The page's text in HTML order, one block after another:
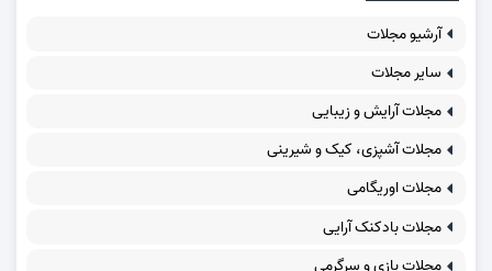
آرشیو مجلات
سایر مجلات
مجلات آرایش و زیبایی
مجلات آشپزی، کیک و شیرینی
مجلات اوریگامی
مجلات بادکنک آرایی
مجلات بازی و سرگرمی